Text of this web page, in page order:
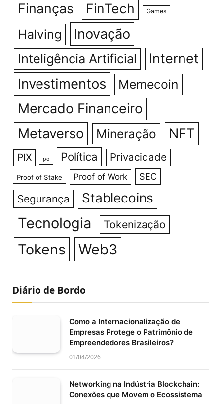
Finanças FinTech Games
Halving Inovação
Inteligência Artificial Internet
Investimentos Memecoin
Mercado Financeiro
Metaverso
Mineração NFT
PIX po Política Privacidade
Proof of Stake Proof of Work SEC
Segurança Stablecoins
Tecnologia Tokenização
Tokens Web3
Diário de Bordo
Como a Internacionalização de
Empresas Protege o Patrimônio de
Empreendedores Brasileiros?
01/04/2026
Networking na Indústria Blockchain:
Conexões que Movem o Ecossistema